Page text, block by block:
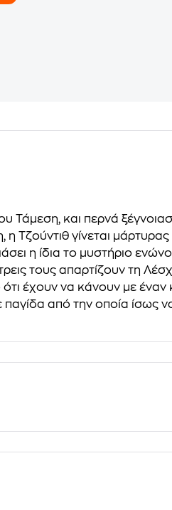
Τάμεση, και περνά
γίνεται μάρτυρας
η ίδια το μυστήριο
τους απαρτίζουν τη
ότι έχουν να κάνουν με
από την οποία ίσως